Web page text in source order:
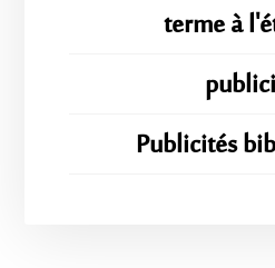
terme à
Publicités